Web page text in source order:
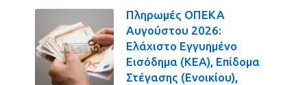
Πληρωμές ΟΠΕΚΑ
Αυγούστου 2026:
Ελάχιστο Εγγυημένο
Εισόδημα (ΚΕΑ), Επίδομα
Στέγασης (Ενοικίου),